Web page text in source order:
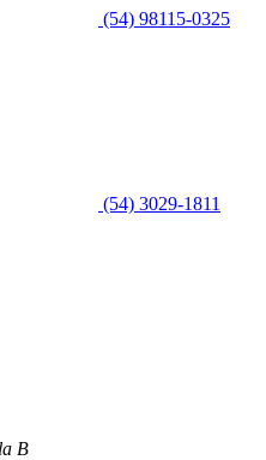
(54) 98115-0325
(54) 3029-1811
B